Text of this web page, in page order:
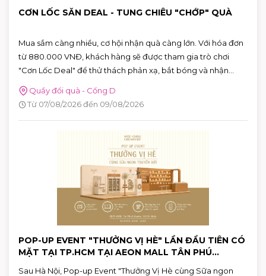
CƠN LỐC SĂN DEAL - TUNG CHIÊU "CHỚP" QUÀ
Mua sắm càng nhiều, cơ hội nhận quà càng lớn. Với hóa đơn
từ 880.000 VNĐ, khách hàng sẽ được tham gia trò chơi
"Cơn Lốc Deal" để thử thách phản xạ, bắt bóng và nhận
ngay những phần quà hấp dẫn tại AEON MALL Tân Phú
Celadon.
Quầy đổi quà - Cổng D
Từ 07/08/2026 đến 09/08/2026
POP-UP EVENT "THƯỞNG VỊ HÈ" LẦN ĐẦU TIÊN CÓ
MẶT TẠI TP.HCM TẠI AEON MALL TÂN PHÚ
Sau Hà Nội, Pop-up Event "Thưởng Vị Hè cùng Sữa ngon